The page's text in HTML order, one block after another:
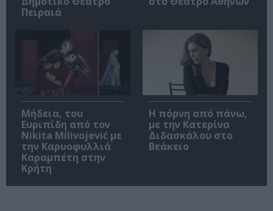
Πειραιά
Μήδεια, του
Ευριπίδη από τον
Nikita Milivojević με
την Καρυοφυλλιά
Καραμπέτη στην
Κρήτη
Η πόρνη από πάνω,
με την Κατερίνα
Διδασκάλου στο
Βεάκειο